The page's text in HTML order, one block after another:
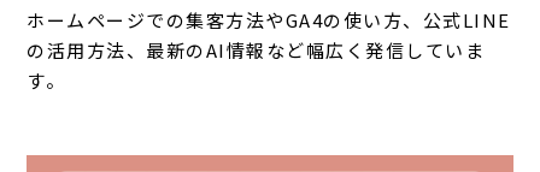
ホームページでの集客方法やGA4の使い方、公式LINE
の活用方法、最新のAI情報など幅広く発信していま
す。